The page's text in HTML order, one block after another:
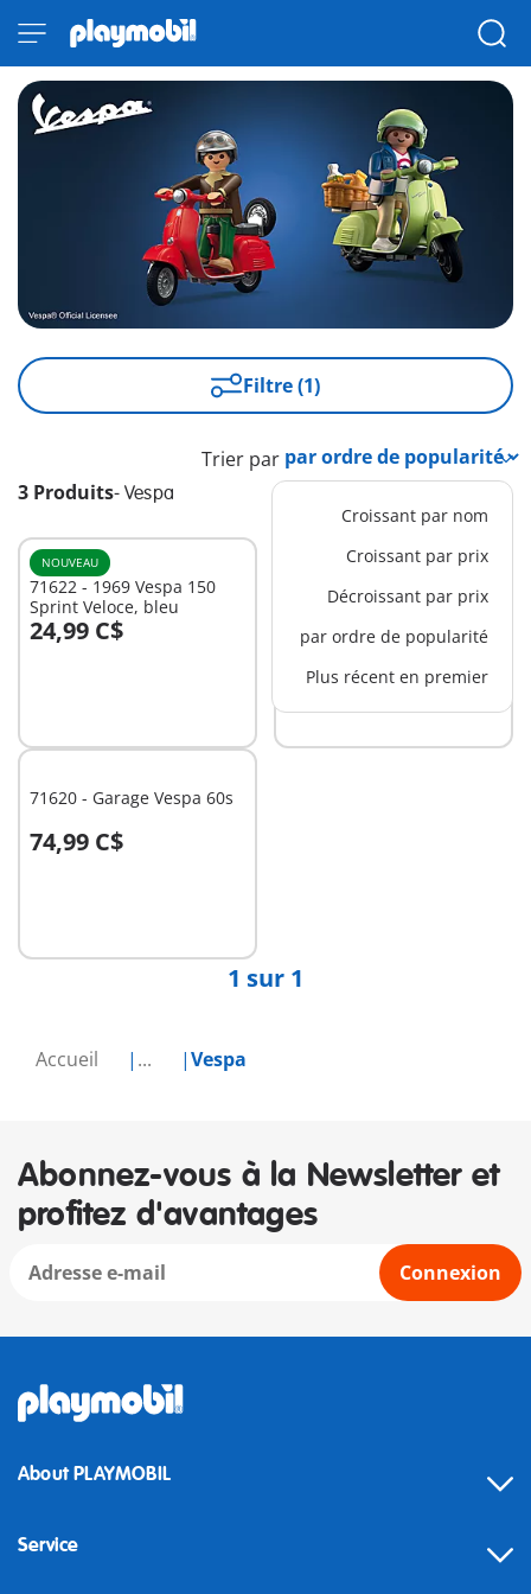
Accueil ... Vespa
Filtre (1)
3 Produits- Vespa
Trier par
Croissant par nom
Croissant par prix
Décroissant par prix
par ordre de popularité
Plus récent en premier
NOUVEAU
71622 - 1969 Vespa 150
Sprint Veloce, bleu
24,99 C$
Au panier
NOUVEAU
71621 - 1969 Vespa 150
Sprint Veloce, vert clair
24,99 C$
Au panier
71620 - Garage Vespa 60s
74,99 C$
Au panier
1 sur 1
Abonnez-vous à la Newsletter et
profitez d'avantages
Connexion
About PLAYMOBIL
Service